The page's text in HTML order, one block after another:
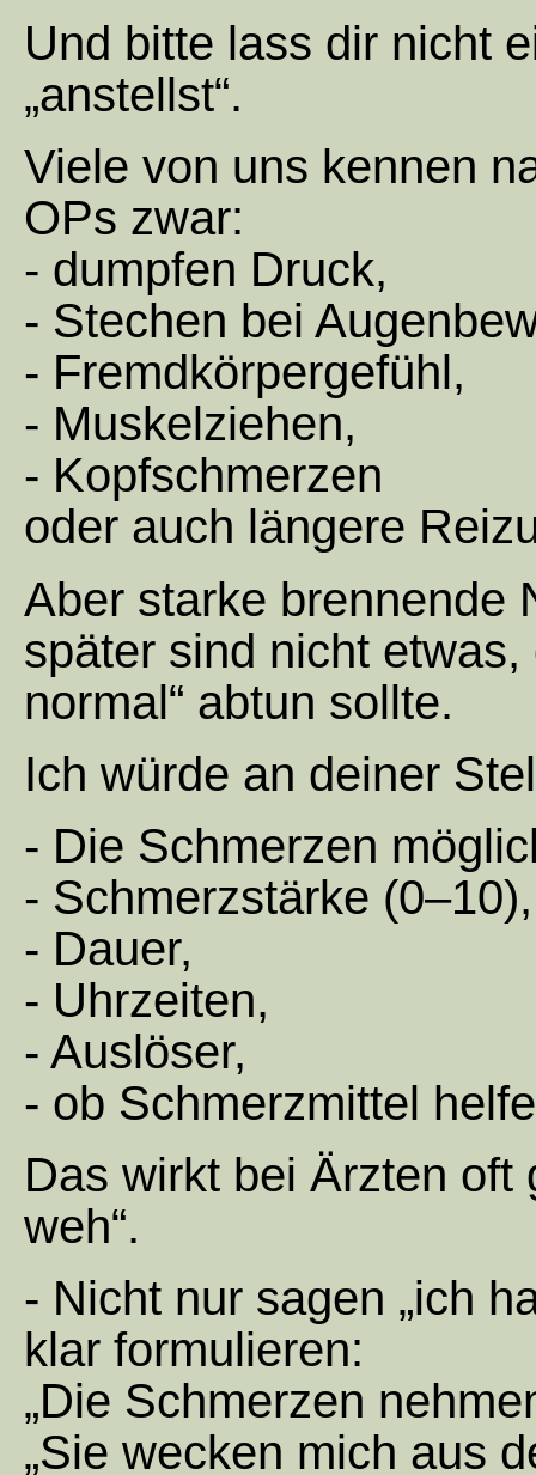
Und bitte lass dir nicht
„anstellst“.
Viele von uns kennen
OPs zwar:
- dumpfen Druck,
- Stechen bei
- Fremdkörpergefühl,
- Muskelziehen,
- Kopfschmerzen
oder auch längere
Aber starke brennende
später sind nicht
normal“ abtun sollte.
Ich würde an deiner
- Die Schmerzen
- Schmerzstärke (0–10),
- Dauer,
- Uhrzeiten,
- Auslöser,
- ob Schmerzmittel
Das wirkt bei Ärzten oft
weh“.
- Nicht nur sagen „ich
klar formulieren:
„Die Schmerzen
„Sie wecken mich aus